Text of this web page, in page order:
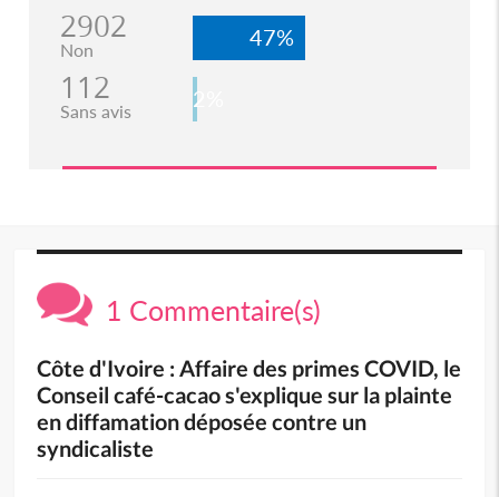
2902
Non 47%
112
Sans avis 2%
1 Commentaire(s)
Côte d'Ivoire : Affaire des primes COVID, le
Conseil café-cacao s'explique sur la plainte
en diffamation déposée contre un
syndicaliste